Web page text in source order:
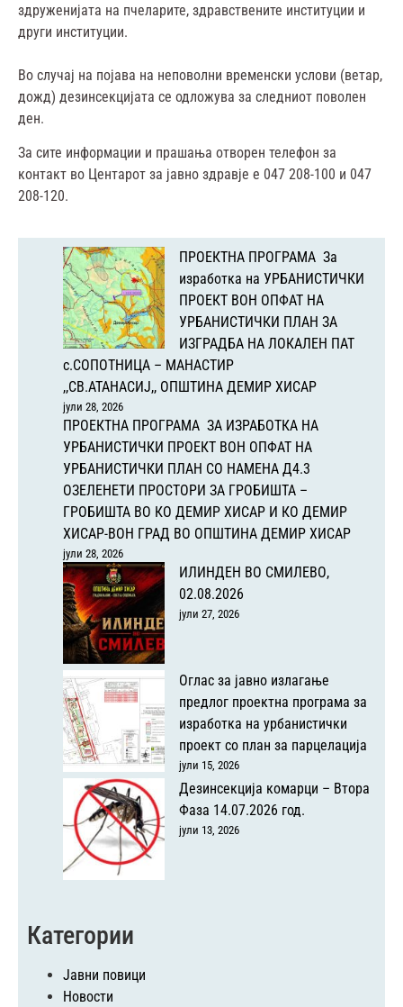
здруженијата на пчеларите, здравствените институции и
други институции.
Во случај на појава на неповолни временски услови (ветар,
дожд) дезинсекцијата се одложува за следниот поволен
ден.
За сите информации и прашања отворен телефон за
контакт во Центарот за јавно здравје е 047 208-100 и 047
208-120.
ПРОЕКТНА ПРОГРАМА За
изработка на УРБАНИСТИЧКИ
ПРОЕКТ ВОН ОПФАТ НА
УРБАНИСТИЧКИ ПЛАН ЗА
ИЗГРАДБА НА ЛОКАЛЕН ПАТ
с.СОПОТНИЦА – МАНАСТИР
,,СВ.АТАНАСИЈ,, ОПШТИНА ДЕМИР ХИСАР
јули 28, 2026
ПРОЕКТНА ПРОГРАМА ЗА ИЗРАБОТКА НА
УРБАНИСТИЧКИ ПРОЕКТ ВОН ОПФАТ НА
УРБАНИСТИЧКИ ПЛАН СО НАМЕНА Д4.3
ОЗЕЛЕНЕТИ ПРОСТОРИ ЗА ГРОБИШТА –
ГРОБИШТА ВО КО ДЕМИР ХИСАР И КО ДЕМИР
ХИСАР-ВОН ГРАД ВО ОПШТИНА ДЕМИР ХИСАР
јули 28, 2026
ИЛИНДЕН ВО СМИЛЕВО,
02.08.2026
јули 27, 2026
Оглас за јавно излагање
предлог проектна програма за
изработка на урбанистички
проект со план за парцелација
јули 15, 2026
Дезинсекција комарци – Втора
Фаза 14.07.2026 год.
јули 13, 2026
Категории
Јавни повици
Новости